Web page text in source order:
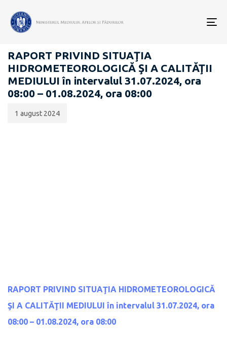
RAPOARTE ZILNICE STAREA MEDIULUI
RAPORT PRIVIND SITUAŢIA
HIDROMETEOROLOGICĂ ŞI A CALITĂŢII
MEDIULUI în intervalul 31.07.2024, ora
08:00 – 01.08.2024, ora 08:00
publicării:
1 august 2024
RAPORT PRIVIND SITUAŢIA HIDROMETEOROLOGICĂ
ŞI A CALITĂŢII MEDIULUI în intervalul 31.07.2024, ora
08:00 – 01.08.2024, ora 08:00